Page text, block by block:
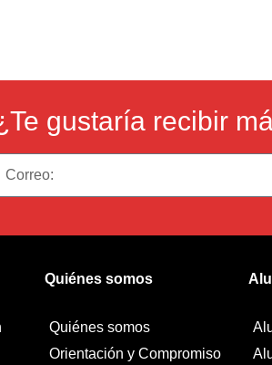
gustaría recibir
Quiénes somos
Quiénes somos
Orientación y Compromiso